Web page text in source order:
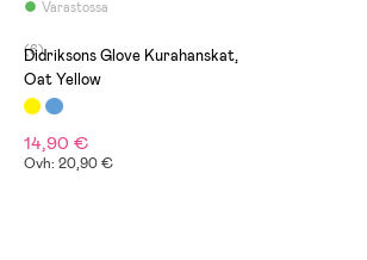
Varastossa
(6)
Didriksons Glove Kurahanskat,
Oat Yellow
14,90 €
Ovh: 20,90 €